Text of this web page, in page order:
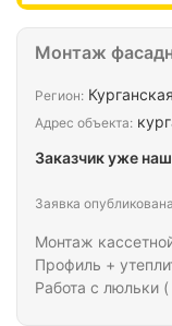
Монтаж
Профиль +
Работа с люльки
Монтаж
Регион:
Адрес объекта:
Заказчик уже
Заявка